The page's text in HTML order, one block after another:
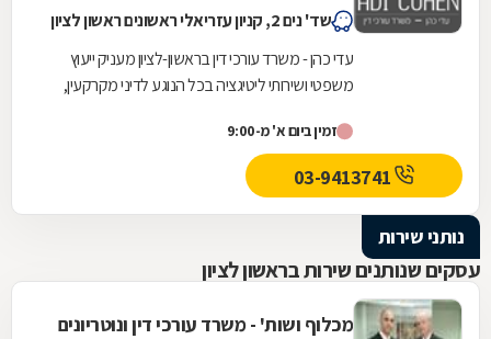
שד' נים 2, קניון עזריאלי ראשונים ראשון לציון
עדי כהן - משרד עורכי דין בראשון-לציון מעניק ייעוץ
משפטי ושירותי ליטיגציה בכל הנוגע לדיני מקרקעין,
זמין ביום א' מ-9:00
03-9413741
נותני שירות
עסקים שנותנים שירות בראשון לציון
מכלוף ושות' - משרד עורכי דין ונוטריונים